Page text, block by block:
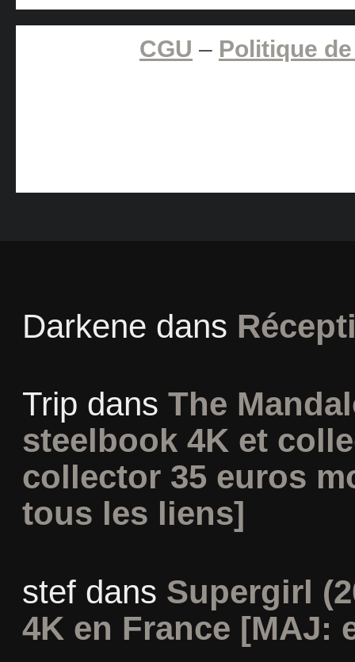
CGU – Politique
Darkene dans
Trip dans The
steelbook 4K et
collector 35 euros
tous les liens]
stefdans Supergirl
4K en France [MAJ: